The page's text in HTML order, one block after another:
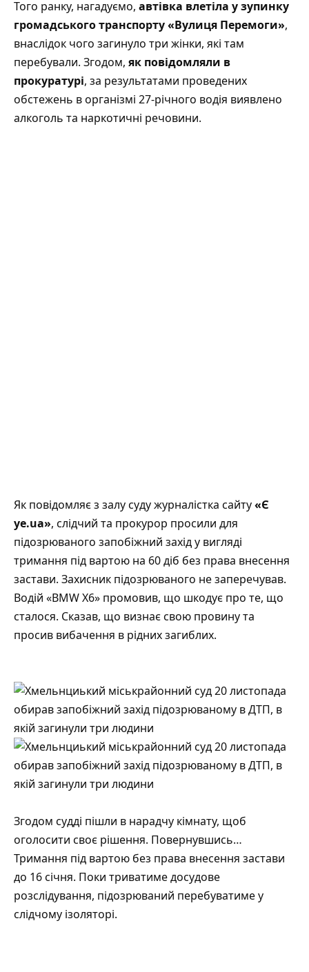
Того ранку, нагадуємо, автівка влетіла у зупинку
громадського транспорту «Вулиця Перемоги»,
внаслідок чого загинуло три жінки, які там
перебували. Згодом, як повідомляли в
прокуратурі, за результатами проведених
обстежень в організмі 27-річного водія виявлено
алкоголь та наркотичні речовини.
Як повідомляє з залу суду журналістка сайту«Є
ye.ua», слідчий та прокурор просили для
підозрюваного запобіжний захід у вигляді
тримання під вартою на 60 діб без права внесення
застави. Захисник підозрюваного не заперечував.
Водій «BMW X6» промовив, що шкодує про те, що
сталося. Сказав, що визнає свою провину та
просив вибачення в рідних загиблих.
Згодом судді пішли в нарадчу кімнату, щоб
оголосити своє рішення. Повернувшись…
Тримання під вартою без права внесення застави
до 16 січня. Поки триватиме досудове
розслідування, підозрюваний перебуватиме у
слідчому ізоляторі.